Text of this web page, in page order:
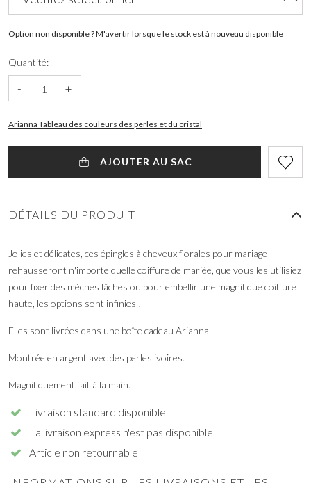
Option non disponible ? M'avertir lorsque le stock est à nouveau disponible
Quantité:
- +
Arianna Tableau des couleurs des perles et du cristal
AJOUTER AU SAC
DÉTAILS DU PRODUIT
Jolies et délicates, ces épingles à cheveux florales pour mariage
rehausseront n'importe quelle coiffure de mariée, que vous les utilisiez
pour fixer des mèches lâches ou pour embellir une magnifique coiffure
haute, les options sont infinies !
Elles sont livrées dans une boîte cadeau Arianna.
Montrée en argent avec des perles ivoires.
Magnifiquement fait à la main.
Livraison standard disponible
La livraison express n'est pas disponible
Article non retournable